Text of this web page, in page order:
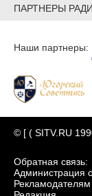
ПАРТНЕРЫ
Наши партнеры:
© [ ( SITV.RU
Обратная связь:
Администрация
Рекламодателям